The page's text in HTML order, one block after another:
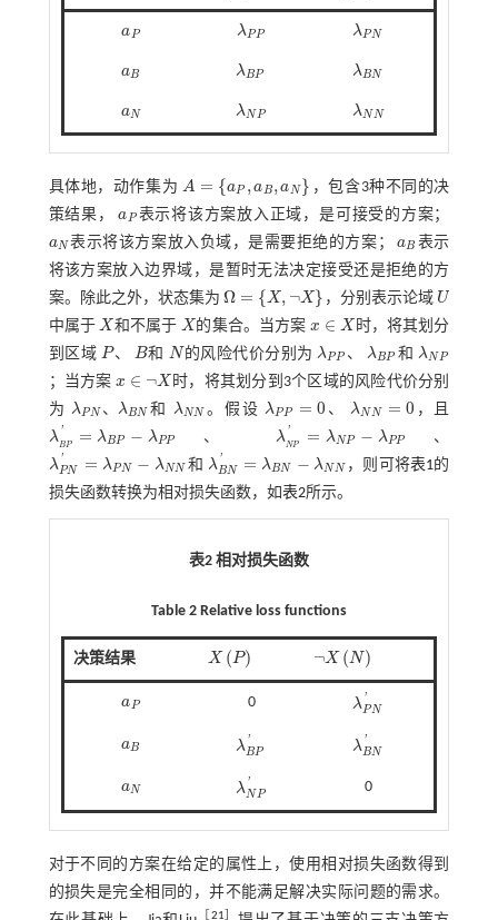
aP
aP λPP
λPP λPN
λPN
aB
aB λBP
λBP λBN
λBN
aN
aN λNP
λNP λNN
λNN
具体地，动作集为 A = {aP ,aB,aN }
A= aP, a B,a N
，包含3种不同的决
策结果，
aP
aP 表示将该方案放入正域，是可接受的方案；
aN
aN 表示将该方案放入负域，是需要拒绝的方案； aB
aB 表示
将该方案放入边界域，是暂时无法决定接受还是拒绝的方
案。除此之外，状态集为 Ω = {X , ¬X }
Ω= X, ¬X ，分别表示论域 U
U
中属于 X
X 和不属于 X
X 的集合。当方案 x ∈ X
x∈X
时，将其划分
到区域 P
P 、 B
B 和 N
N 的风险代价分别为 λPP
λPP 、 λBP
λBP 和 λNP
λNP
；当方案 x ∈ ¬X
x∈¬
时，将其划分到3个区域的风险代价分别
为 λPN 、 λBN
λPN、 BN 和 λNN
λNN 。假设 λPP = 0
λPP= 0 、 λNN = 0
λNN= 0 ，且
λ '
BP = λBP − λPP
λBP' =λBP-λP P 、 λ '
NP = λNP − λPP
λNP =λNP-λP P 、
λ '
PN = λPN − λNN
λPN'= λP N-λNN 和 λ '
BN = λBN − λNN
λBN'= λB N-λNN ，则可将表1的
损失函数转换为相对损失函数，如表2所示。
表2 相对损失函数
Table 2 Relative loss functions
决策结果 X ( P)
XP ¬X ( N)
¬XN
aP
aP 0 λ'
PN
λPN'
aB
aB λ'
BP
λBP' λ'
BN
λBN'
aN
aN λ'
N P
λNP' 0
对于不同的方案在给定的属性上，使用相对损失函数得到
的损失是完全相同的，并不能满足解决实际问题的需求。
21 ］